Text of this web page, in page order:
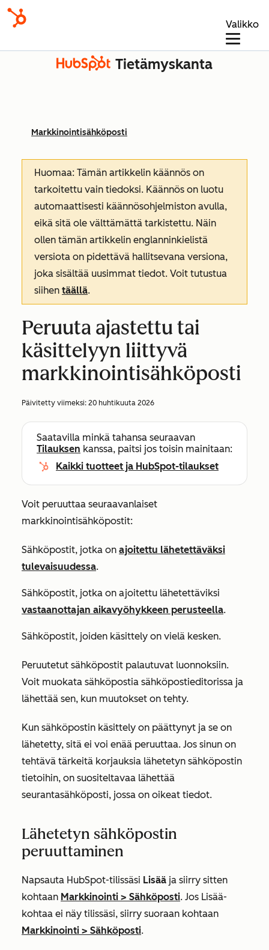
Valikko
Tietämyskanta
Markkinointisähköposti
Huomaa: Tämän artikkelin käännös on
tarkoitettu vain tiedoksi. Käännös on luotu
automaattisesti käännösohjelmiston avulla,
eikä sitä ole välttämättä tarkistettu. Näin
ollen tämän artikkelin englanninkielistä
versiota on pidettävä hallitsevana versiona,
joka sisältää uusimmat tiedot. Voit tutustua
siihen täällä.
Peruuta ajastettu tai
käsittelyyn liittyvä
markkinointisähköposti
Päivitetty viimeksi: 20 huhtikuuta 2026
Saatavilla minkä tahansa seuraavan
Tilauksen kanssa, paitsi jos toisin mainitaan:
Kaikki tuotteet ja HubSpot-tilaukset
Voit peruuttaa seuraavanlaiset
markkinointisähköpostit:
Sähköpostit, jotka on ajoitettu lähetettäväksi
tulevaisuudessa.
Sähköpostit, jotka on ajoitettu lähetettäviksi
vastaanottajan aikavyöhykkeen perusteella.
Sähköpostit, joiden käsittely on vielä kesken.
Peruutetut sähköpostit palautuvat luonnoksiin.
Voit muokata sähköpostia sähköpostieditorissa ja
lähettää sen, kun muutokset on tehty.
Kun sähköpostin käsittely on päättynyt ja se on
lähetetty, sitä ei voi enää peruuttaa. Jos sinun on
tehtävä tärkeitä korjauksia lähetetyn sähköpostin
tietoihin, on suositeltavaa lähettää
seurantasähköposti, jossa on oikeat tiedot.
Lähetetyn sähköpostin
peruuttaminen
Napsauta HubSpot-tilissäsi Lisää ja siirry sitten
kohtaan Markkinointi > Sähköposti. Jos Lisää-
kohtaa ei näy tilissäsi, siirry suoraan kohtaan
Markkinointi > Sähköposti.